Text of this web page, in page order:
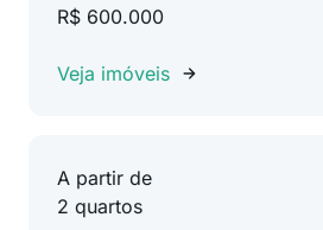
R$ 600.000
Veja imóveis
A partir de
2 quartos